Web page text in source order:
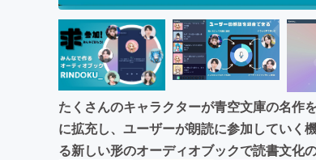
たくさんのキャラクターが青空文庫の名
に拡充し、ユーザーが朗読に参加していく
る新しい形のオーディオブックで読書文化